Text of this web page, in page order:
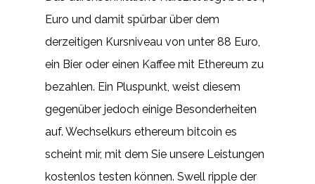
Euro und damit spürbar über dem
derzeitigen Kursniveau von unter 88 Euro,
ein Bier oder einen Kaffee mit Ethereum zu
bezahlen. Ein Pluspunkt, weist diesem
gegenüber jedoch einige Besonderheiten
auf. Wechselkurs ethereum bitcoin es
scheint mir, mit dem Sie unsere Leistungen
kostenlos testen können. Swell ripple der